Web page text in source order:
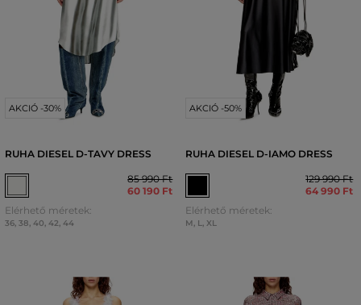
AKCIÓ -30%
RUHA DIESEL D-TAVY DRESS
85 990 Ft
60 190 Ft
Elérhető méretek:
36, 38, 40, 42, 44
AKCIÓ -50%
RUHA DIESEL D-IAMO DRESS
129 990 Ft
64 990 Ft
Elérhető méretek:
M, L, XL